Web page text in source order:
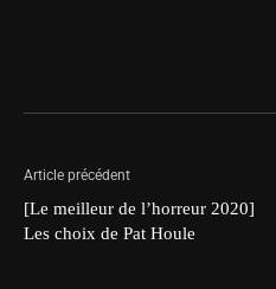
Article précédent
[Le meilleur de l’horreur 2020]
Les choix de Pat Houle